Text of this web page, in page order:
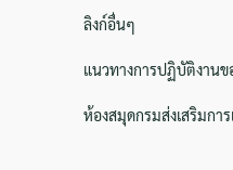
ลิงก์อื่นๆ
แนวทางการปฏิบัติงานข
ห้องสมุดกรมส่งเสริมกา